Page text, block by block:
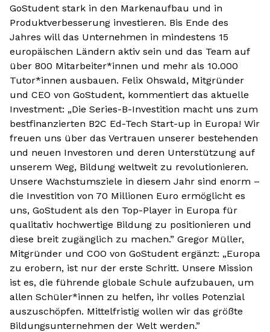
GoStudent stark in den Markenaufbau und in
Produktverbesserung investieren. Bis Ende des
Jahres will das Unternehmen in mindestens 15
europäischen Ländern aktiv sein und das Team auf
über 800 Mitarbeiter*innen und mehr als 10.000
Tutor*innen ausbauen. Felix Ohswald, Mitgründer
und CEO von GoStudent, kommentiert das aktuelle
Investment: „Die Series-B-Investition macht uns zum
bestfinanzierten B2C Ed-Tech Start-up in Europa! Wir
freuen uns über das Vertrauen unserer bestehenden
und neuen Investoren und deren Unterstützung auf
unserem Weg, Bildung weltweit zu revolutionieren.
Unsere Wachstumsziele in diesem Jahr sind enorm –
die Investition von 70 Millionen Euro ermöglicht es
uns, GoStudent als den Top-Player in Europa für
qualitativ hochwertige Bildung zu positionieren und
diese breit zugänglich zu machen.” Gregor Müller,
Mitgründer und COO von GoStudent ergänzt: „Europa
zu erobern, ist nur der erste Schritt. Unsere Mission
ist es, die führende globale Schule aufzubauen, um
allen Schüler*innen zu helfen, ihr volles Potenzial
auszuschöpfen. Mittelfristig wollen wir das größte
Bildungsunternehmen der Welt werden.”